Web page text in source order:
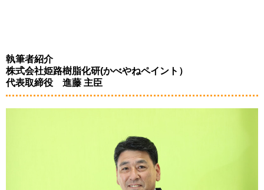
執筆者紹介
株式会社姫路樹脂化研(かべやねペイント）
代表取締役 進藤 主臣